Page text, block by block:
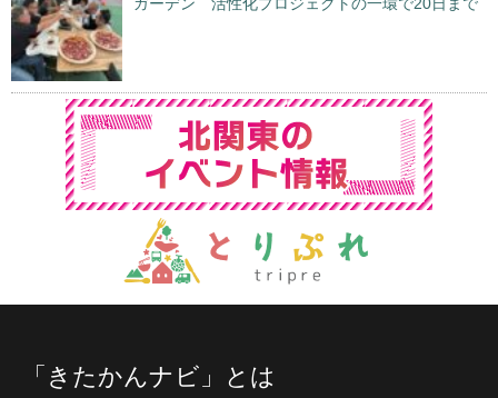
ガーデン 活性化プロジェクトの一環で20日まで
「きたかんナビ」とは